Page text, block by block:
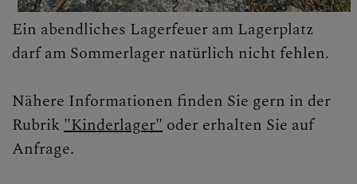
Ein abendliches Lagerfeuer am Lagerplatz
darf am Sommerlager natürlich nicht fehlen.
Nähere Informationen finden Sie gern in der
Rubrik"Kinderlager" oder erhalten Sie auf
Anfrage.